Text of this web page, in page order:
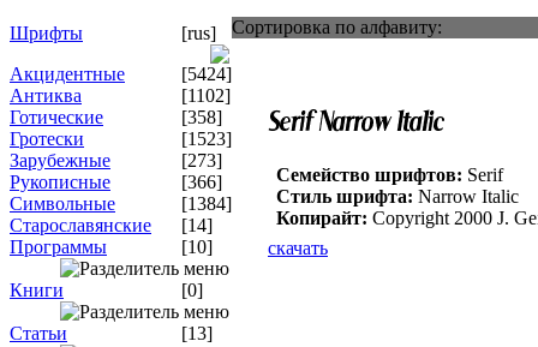
Шрифты
[rus]
Акцидентные
[5424]
Антиква
[1102]
Готические
[358]
Гротески
[1523]
Зарубежные
[273]
Рукописные
[366]
Символьные
[1384]
Старославянские
[14]
Программы
[10]
Книги [0]
Статьи [13]
Сортировка по алфавиту:
Семейство шрифтов: Serif
Стиль шрифта: Narrow Italic
Копирайт: Copyright 2000 J.
скачать